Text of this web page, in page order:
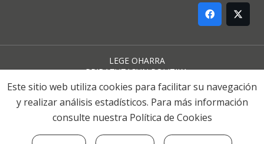
LEGE OHARRA
PRIBATUTASUN POLITIKA
COOKIE-EN POLITIKA
HARREMANA
© 2021 Soziolinguistika Klusterra
Este sitio web utiliza cookies para facilitar su navegación
y realizar análisis estadísticos. Para más información
consulte nuestra Política de Cookies